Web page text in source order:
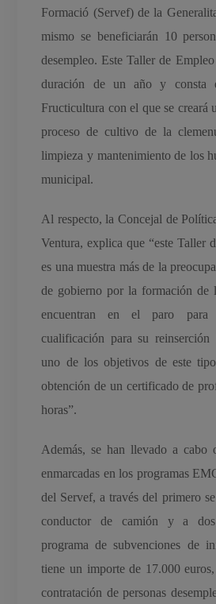
Formació (Servef) de la
mismo se beneficiarán 10
desempleo. Este Taller de
duración de un año y consta
Fructicultura con el que se creará
proceso de cultivo de la
limpieza y mantenimiento de los
municipal.
Al respecto, la Concejal de
Ventura, explica que “este Taller
es una muestra más de la
de gobierno por la formación de
encuentran en el paro para
cualificación para su
uno de los objetivos de este
obtención de un certificado de
horas”.
Además, se han llevado a cabo
enmarcadas en los programas
del Servef, a través del primero
conductor de camión y a dos
programa de subvenciones de
tiene un importe de 17.000
contratación de personas